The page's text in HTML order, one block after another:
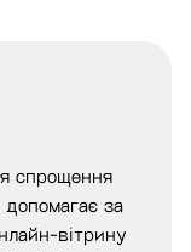
спрощення
допомагає за
вітрину